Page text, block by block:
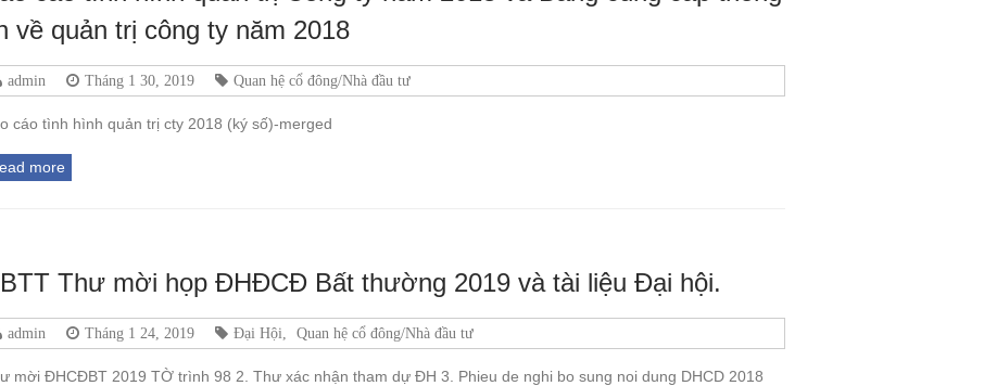
về quản trị công ty năm 2018
admin Tháng 1 30, 2019 Quan hệ cổ đông/Nhà đầu tư
cáo tình hình quản trị cty 2018 (ký số)-merged
more
Thư mời họp ĐHĐCĐ Bất thường 2019 và tài liệu Đại hội.
admin Tháng 1 24, 2019 Đại Hội Quan hệ cổ đông/Nhà đầu tư
mời ĐHCĐBT 2019 TỜ trình 98 2. Thư xác nhận tham dự ĐH 3. Phieu de nghi bo sung noi dung DHCD 2018